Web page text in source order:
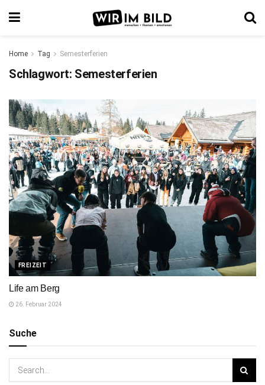
Home Tag Semesterferien
Schlagwort: Semesterferien
FREIZEIT
Life am Berg
26. Februar 2024
Suche